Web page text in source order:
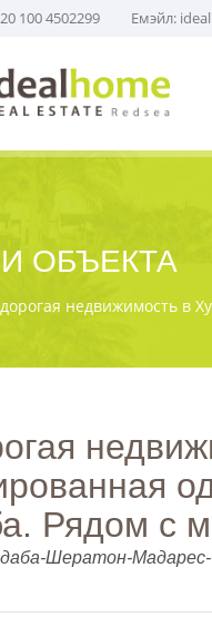
100 4502299 Емэйл:
ОБЪЕКТА
недвижимость в
Рядом с
Шератон-